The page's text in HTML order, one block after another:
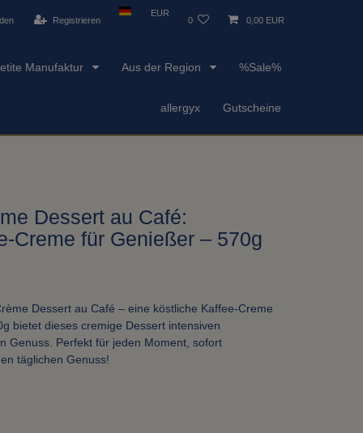
Registrieren
EUR
0 0,00 EUR
Manufaktur Aus der Region %Sale%
allergyx Gutscheine
Dessert au Café:
Creme für Genießer – 570g
Dessert au Café – eine köstliche Kaffee-Creme
bietet dieses cremige Dessert intensiven
Genuss. Perfekt für jeden Moment, sofort
täglichen Genuss!